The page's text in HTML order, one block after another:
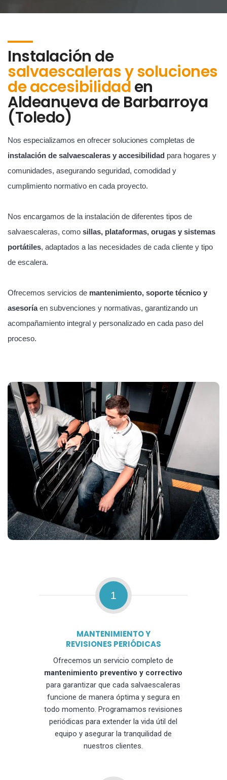
Instalación de
salvaescaleras y soluciones
de accesibilidaden
Aldeanueva de Barbarroya
(Toledo)
Nos especializamos en ofrecer soluciones completas de
instalación de salvaescaleras y accesibilidad para hogares y
comunidades, asegurando seguridad, comodidad y
cumplimiento normativo en cada proyecto.
Nos encargamos de la instalación de diferentes tipos de
salvaescaleras, como sillas, plataformas, orugas y sistemas
portátiles, adaptados a las necesidades de cada cliente y tipo
de escalera.
Ofrecemos servicios de mantenimiento, soporte técnico y
asesoríaen subvenciones y normativas, garantizando un
acompañamiento integral y personalizado en cada paso del
proceso.
1
MANTENIMIENTO Y
REVISIONES PERIÓDICAS
Ofrecemos un servicio completo de
mantenimiento preventivo y correctivo
para garantizar que cada salvaescaleras
funcione de manera óptima y segura en
todo momento. Programamos revisiones
periódicas para extender la vida útil del
equipo y asegurar la tranquilidad de
nuestros clientes.